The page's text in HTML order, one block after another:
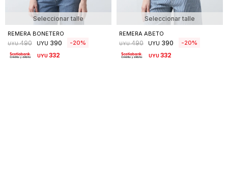
Seleccionar talle
REMERA BONETERO
UYU 490 UYU 390 20
UYU332
Seleccionar talle
REMERA ABETO
UYU 490 UYU 390 20
UYU332